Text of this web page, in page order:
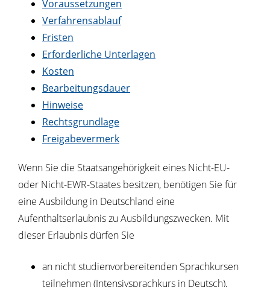
Voraussetzungen
Verfahrensablauf
Fristen
Erforderliche Unterlagen
Kosten
Bearbeitungsdauer
Hinweise
Rechtsgrundlage
Freigabevermerk
Wenn Sie die Staatsangehörigkeit eines Nicht-EU-
oder Nicht-EWR-Staates besitzen, benötigen Sie für
eine Ausbildung in Deutschland eine
Aufenthaltserlaubnis zu Ausbildungszwecken. Mit
dieser Erlaubnis dürfen Sie
an nicht studienvorbereitenden Sprachkursen
teilnehmen (Intensivsprachkurs in Deutsch),